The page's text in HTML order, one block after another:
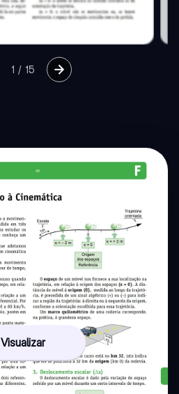
1 / 15
Visualizar